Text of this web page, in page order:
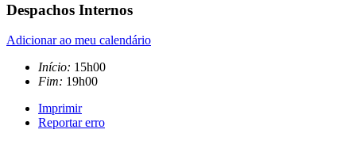
Despachos Internos
Adicionar ao meu calendário
Início: 15h00
Fim: 19h00
Imprimir
Reportar erro